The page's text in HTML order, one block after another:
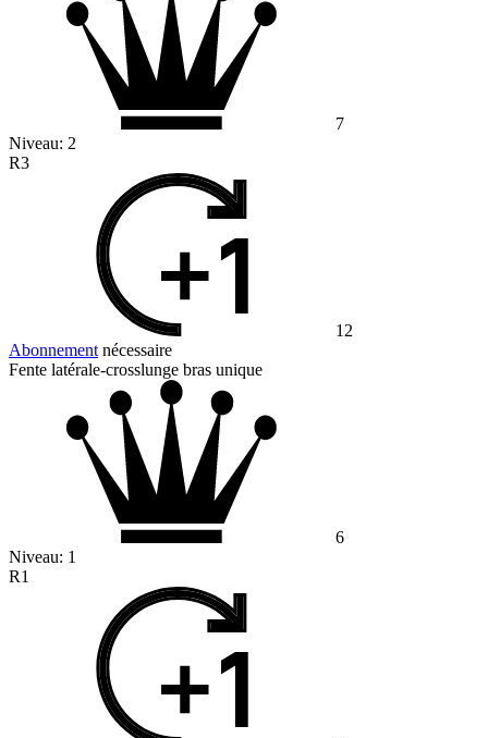
7
Niveau: 2
R3
12
Abonnement nécessaire
Fente latérale-crosslunge bras unique
6
Niveau: 1
R1